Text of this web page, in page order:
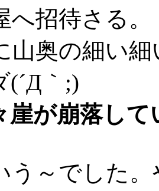
へ招待さる。
山奥の細い
(´Д｀;)
崖が崩落し
う～でした